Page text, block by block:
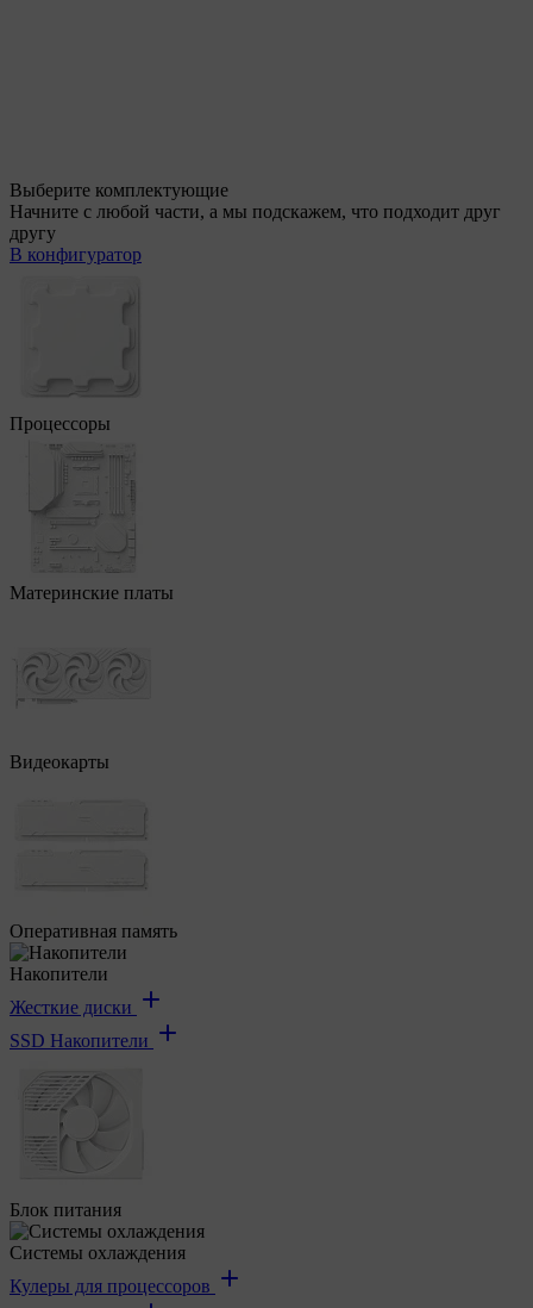
Выберите комплектующие
Начните с любой части, а мы подскажем, что подходит друг
другу
В конфигуратор
Процессоры
Материнские платы
Видеокарты
Оперативная память
Накопители
Жесткие диски
SSD Накопители
Блок питания
Системы охлаждения
Кулеры для процессоров